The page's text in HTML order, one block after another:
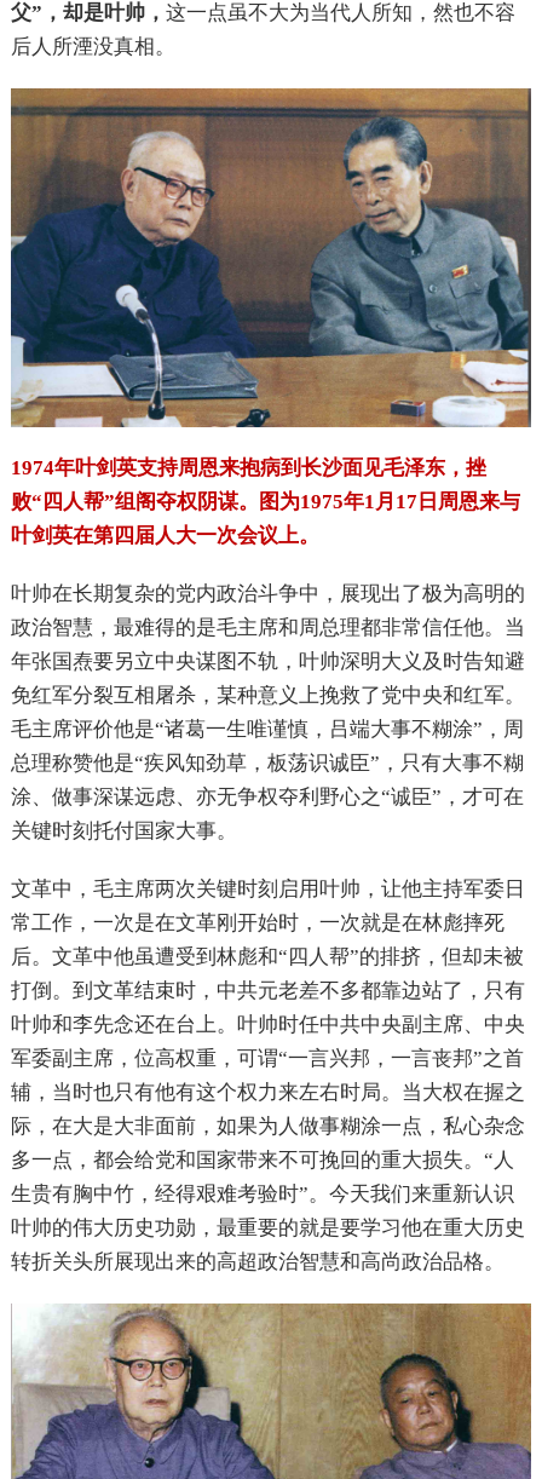
父”，却是叶帅， 这一点虽不大为当代人所知，然也不容
后人所湮没真相。
1974年叶剑英支持周恩来抱病到长沙面见毛泽东，挫
败“四人帮”组阁夺权阴谋。图为1975年1月17日周恩来与
叶剑英在第四届人大一次会议上。
叶帅在长期复杂的党内政治斗争中，展现出了极为高明的
政治智慧，最难得的是毛主席和周总理都非常信任他。当
年张国焘要另立中央谋图不轨，叶帅深明大义及时告知避
免红军分裂互相屠杀，某种意义上挽救了党中央和红军。
毛主席评价他是“诸葛一生唯谨慎，吕端大事不糊涂”，周
总理称赞他是“疾风知劲草，板荡识诚臣”，只有大事不糊
涂、做事深谋远虑、亦无争权夺利野心之“诚臣”，才可在
关键时刻托付国家大事。
文革中，毛主席两次关键时刻启用叶帅，让他主持军委日
常工作，一次是在文革刚开始时，一次就是在林彪摔死
后。文革中他虽遭受到林彪和“四人帮”的排挤，但却未被
打倒。到文革结束时，中共元老差不多都靠边站了，只有
叶帅和李先念还在台上。叶帅时任中共中央副主席、中央
军委副主席，位高权重，可谓“一言兴邦，一言丧邦”之首
辅，当时也只有他有这个权力来左右时局。当大权在握之
际，在大是大非面前，如果为人做事糊涂一点，私心杂念
多一点，都会给党和国家带来不可挽回的重大损失。 “人
生贵有胸中竹，经得艰难考验时”。 今天我们来重新认识
叶帅的伟大历史功勋，最重要的就是要学习他在重大历史
转折关头所展现出来的高超政治智慧和高尚政治品格。